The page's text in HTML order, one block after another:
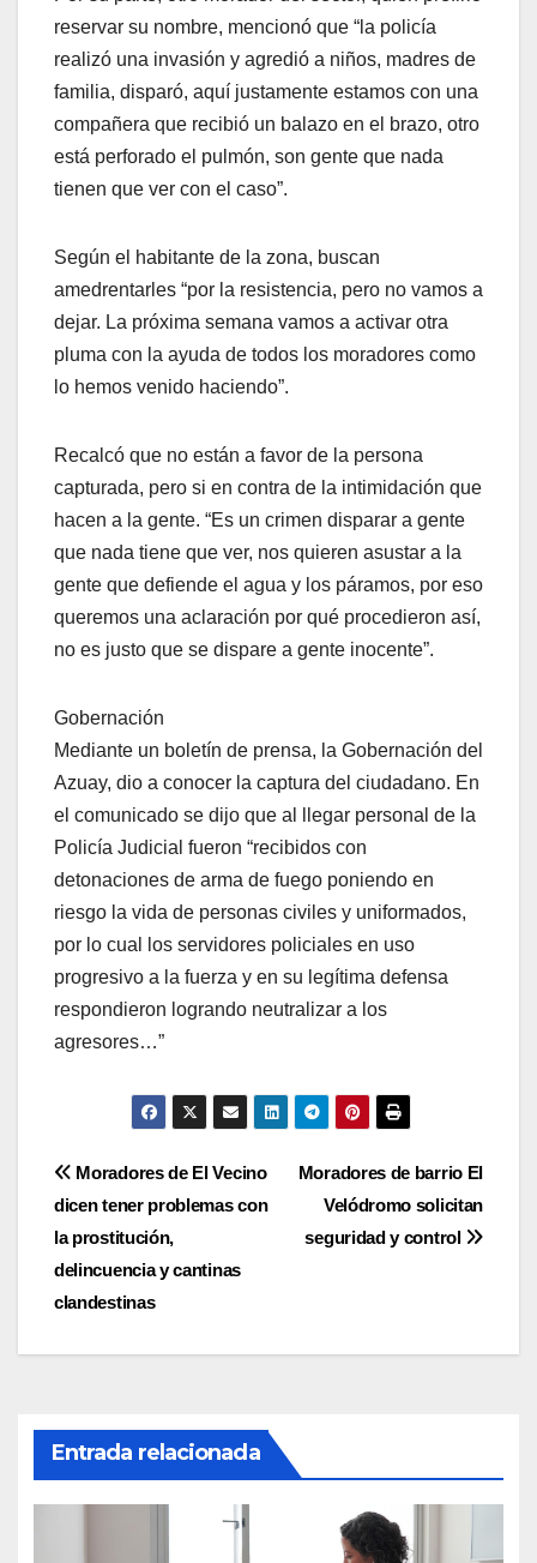
reservar su nombre, mencionó que “la policía
realizó una invasión y agredió a niños, madres de
familia, disparó, aquí justamente estamos con una
compañera que recibió un balazo en el brazo, otro
está perforado el pulmón, son gente que nada
tienen que ver con el caso”.
Según el habitante de la zona, buscan
amedrentarles “por la resistencia, pero no vamos a
dejar. La próxima semana vamos a activar otra
pluma con la ayuda de todos los moradores como
lo hemos venido haciendo”.
Recalcó que no están a favor de la persona
capturada, pero si en contra de la intimidación que
hacen a la gente. “Es un crimen disparar a gente
que nada tiene que ver, nos quieren asustar a la
gente que defiende el agua y los páramos, por eso
queremos una aclaración por qué procedieron así,
no es justo que se dispare a gente inocente”.
Gobernación
Mediante un boletín de prensa, la Gobernación del
Azuay, dio a conocer la captura del ciudadano. En
el comunicado se dijo que al llegar personal de la
Policía Judicial fueron “recibidos con
detonaciones de arma de fuego poniendo en
riesgo la vida de personas civiles y uniformados,
por lo cual los servidores policiales en uso
progresivo a la fuerza y en su legítima defensa
respondieron logrando neutralizar a los
agresores…”
Navegación
de
entradas
Moradores de barrio El
Velódromo solicitan
seguridad y control
Moradores de El Vecino
dicen tener problemas con
la prostitución,
delincuencia y cantinas
clandestinas
Entrada relacionada